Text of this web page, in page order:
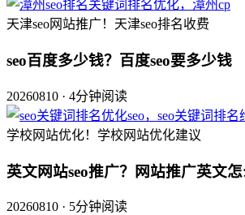
天津seo网站推广！天津seo排名收费
seo百度多少钱？百度seo要多少钱
20260810 · 4分钟阅读
学校网站优化！学校网站优化建议
英文网站seo推广？网站推广英文
20260810 · 5分钟阅读